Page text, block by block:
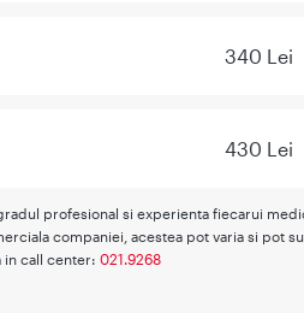
340 Lei
430 Lei
profesional si experienta fiecarui
companiei, acestea pot varia si pot
in call center: 021.9268